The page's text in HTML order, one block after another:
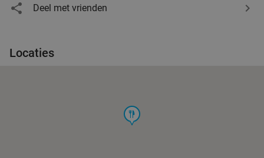
Deel met vrienden
Locaties
food